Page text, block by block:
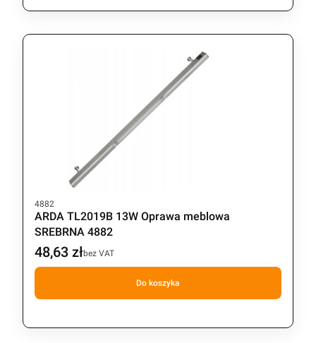
Kod produktu
4882
ARDA TL2019B 13W Oprawa meblowa
SREBRNA 4882
Cena
48,63 złbez VAT
Do koszyka